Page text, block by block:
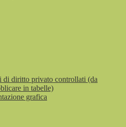
di diritto privato controllati (da
in tabelle)
grafica